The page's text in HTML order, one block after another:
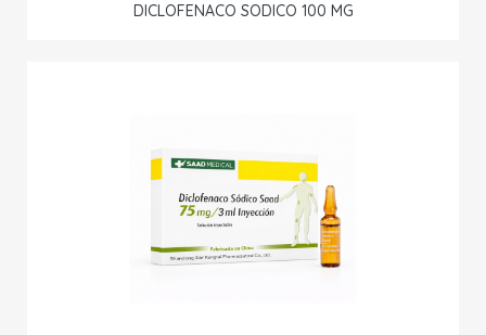
DICLOFENACO SODICO 100 MG